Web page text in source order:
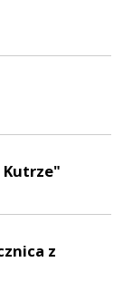
Kutrze"
z